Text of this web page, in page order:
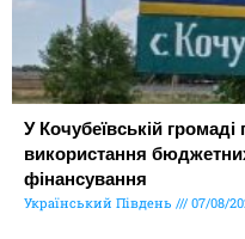
У Кочубеївській
використання
фінансування
Український Південь 07/08/